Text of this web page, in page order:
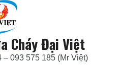
Cháy Đại Việt
– 093 575 185 (Mr Việt)